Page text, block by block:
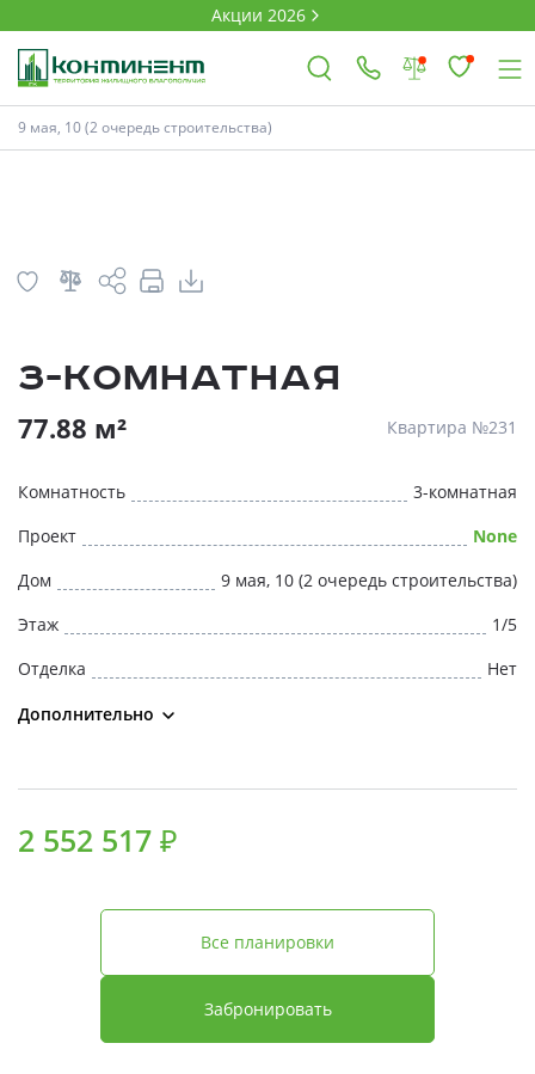
Акции 2026
Акции
Новости
Выбор недвижимости
Офис продаж
Работа
9 мая, 10 (2 очередь строительства)
3-комнатная
77.88 м² Квартира №231
Комнатность
3-комнатная
Проект
None
Дом
9 мая, 10 (2 очередь строительства)
Этаж
1/5
Отделка
Нет
Дополнительно
2 552 517 ₽
Забронировать
Все планировки
План Комнатность
* Скидки предоставляются в